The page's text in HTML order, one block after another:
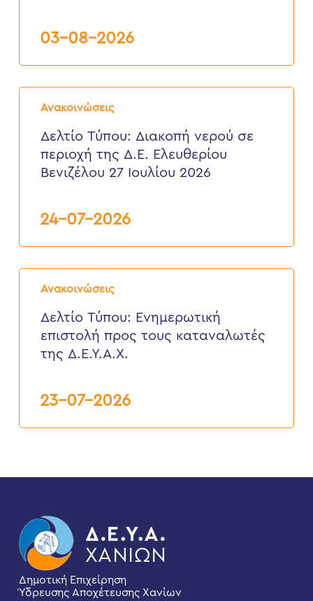
Σούδας,
έως
2026
03-08-2026
Ανακοινώσεις
Δελτίο
Τύπου:
νερού
περιοχή
2026
Δελτίο Τύπου: Διακοπή νερού σε
περιοχή της Δ.Ε. Ελευθερίου
Βενιζέλου 27 Ιουλίου 2026
24-07-2026
Ανακοινώσεις
Δελτίο
Τύπου:
επιστολή
προς
τους
καταναλωτές
Δελτίο Τύπου: Eνημερωτική
επιστολή προς τους καταναλωτές
της Δ.Ε.Υ.Α.Χ.
23-07-2026
Δημοτική Επιχείρηση
Ύδρευσης Αποχέτευσης Χανίων